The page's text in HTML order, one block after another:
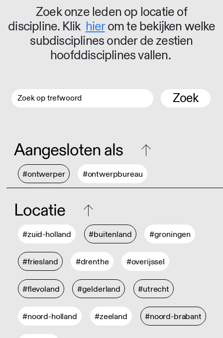
Zoek onze leden op locatie of
discipline. Klik hierom te bekijken welke
subdisciplines onder de zestien
hoofddisciplines vallen.
Zoek
Aangesloten als
#ontwerper #ontwerpbureau
Locatie
#zuid-holland #buitenland #groningen
#friesland #drenthe #overijssel
#flevoland #gelderland #utrecht
#noord-holland #zeeland #noord-brabant